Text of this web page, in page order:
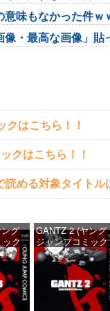
味もなかった件ｗ
像・最高な画像」
はこちら！！
クはこちら！！
める対象タイトル
グ
ク
：¥100
GANTZ 2 (ヤング
ジャンプコミック
スDIGITAL)
価格：